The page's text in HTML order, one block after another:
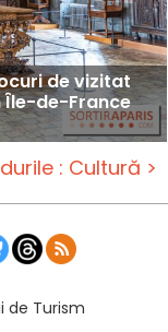
de vizitat
Île-de-France
: Cultură >
de Turism